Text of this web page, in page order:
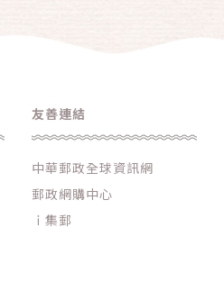
友善連結
中華郵政全球資訊網
郵政網購中心
ｉ集郵